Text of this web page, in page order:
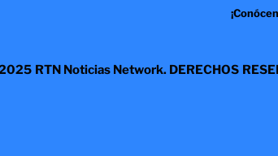
RTN Noticias Network. DERECHOS